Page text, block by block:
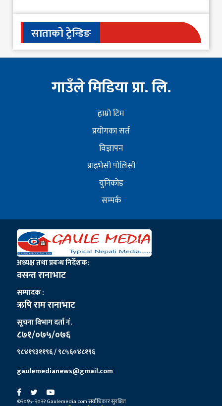
साताको ट्रेन्डिङ
गाउँले मिडिया प्रा. लि.
हाम्राे टिम
प्रयोगका सर्त
विज्ञापन
प्राइभेसी पोलिसी
युनिकोड
सम्पर्क
अध्यक्ष तथा प्रबन्ध निर्देशक:
वसन्त रानाभाट
सम्पादक :
ऋषि राम रानाभाट
सूचना विभाग दर्ता नं.
८७१/०७५/०७६
९८४१९३११९६ / ९८५६०४८१९६
gaulemedianews@gmail.com
©२०१५- २०२२ Gaulemedia.com सर्वाधिकार सुरक्षित